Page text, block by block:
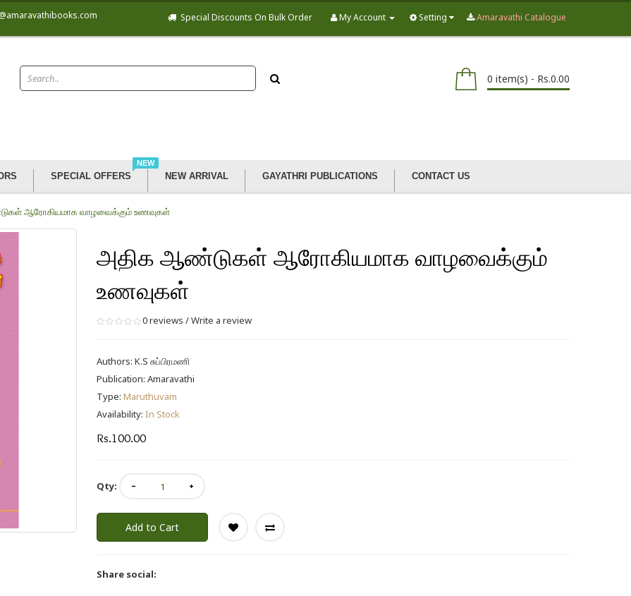
Amaravathi Catalogue
My Account Setting
Special Discounts On Bulk Order
0 item(s) - Rs.0.00
NEW
SPECIAL OFFERS NEW ARRIVAL GAYATHRI PUBLICATIONS CONTACT US
ஆரோகியமாக வாழவைக்கும் உணவுகள்
அதிக ஆண்டுகள் ஆரோகியமாக வாழவைக்கும்
உணவுகள்
0 reviews /Write a review
Authors:K.S சுப்பிரமணி
Publication:Amaravathi
Type:Maruthuvam
Availability:In Stock
Rs.100.00
Qty:
Add to Cart
Share social: